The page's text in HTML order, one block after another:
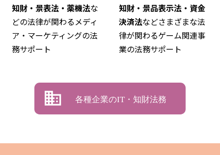
知財・景表法・薬機法な
どの法律が関わるメディ
ア・マーケティングの法
務サポート
知財・景品表示法・資金
決済法などさまざまな法
律が関わるゲーム関連事
業の法務サポート
各種企業のIT・知財法務